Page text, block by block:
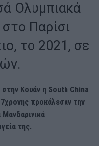
Ολυμπιακά
Παρίσι
το 2021, σε
Κουάν η South China
προκάλεσαν την
της.